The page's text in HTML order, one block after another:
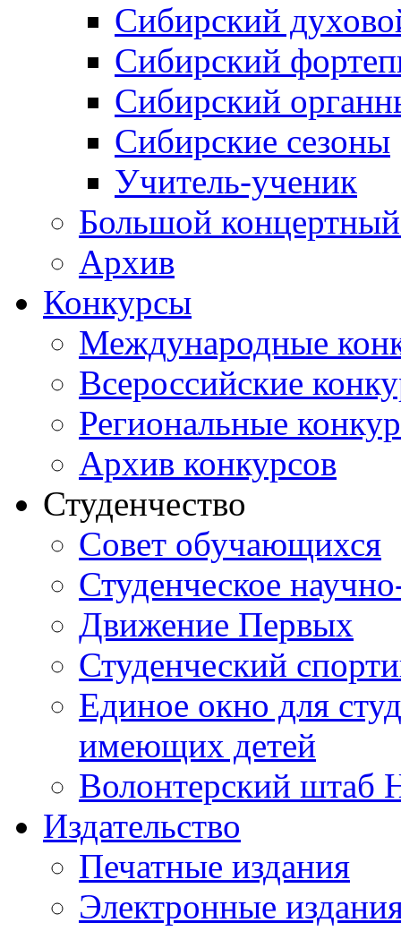
Сибирский
Сибирский
Сибирский
Сибирские сезоны
Учитель-ученик
Большой концертный
Архив
Конкурсы
Международные
Всероссийские
Региональные
Архив конкурсов
Студенчество
Совет обучающихся
Студенческое
Движение Первых
Студенческий
Единое окно для
имеющих детей
Волонтерский штаб
Издательство
Печатные издания
Электронные